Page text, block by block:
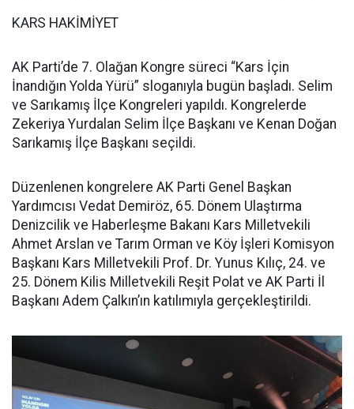
KARS HAKİMİYET
AK Parti’de 7. Olağan Kongre süreci “Kars İçin
İnandığın Yolda Yürü” sloganıyla bugün başladı. Selim
ve Sarıkamış İlçe Kongreleri yapıldı. Kongrelerde
Zekeriya Yurdalan Selim İlçe Başkanı ve Kenan Doğan
Sarıkamış İlçe Başkanı seçildi.
Düzenlenen kongrelere AK Parti Genel Başkan
Yardımcısı Vedat Demiröz, 65. Dönem Ulaştırma
Denizcilik ve Haberleşme Bakanı Kars Milletvekili
Ahmet Arslan ve Tarım Orman ve Köy İşleri Komisyon
Başkanı Kars Milletvekili Prof. Dr. Yunus Kılıç, 24. ve
25. Dönem Kilis Milletvekili Reşit Polat ve AK Parti İl
Başkanı Adem Çalkın’ın katılımıyla gerçekleştirildi.